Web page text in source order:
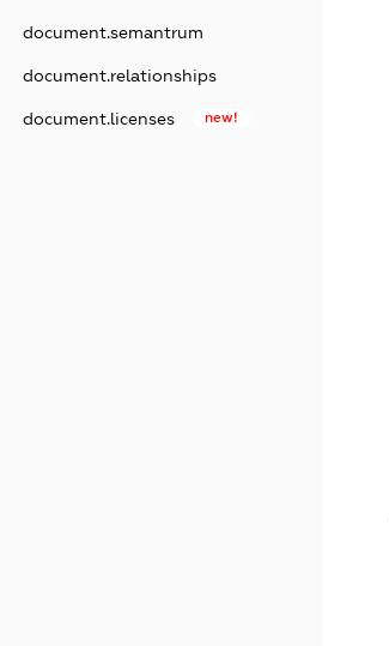
document.semantrum
document.relationships
document.licenses new!